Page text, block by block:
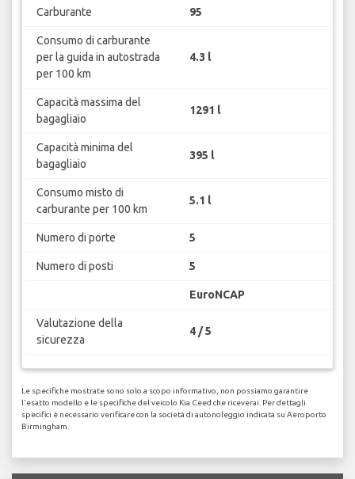
Carburante 95
Consumo di carburante
per la guida in autostrada
per 100 km
4.3 l
Capacità massima del
bagagliaio
1291 l
Capacità minima del
bagagliaio
395 l
Consumo misto di
carburante per 100 km
5.1 l
Numero di porte 5
Numero di posti 5
EuroNCAP
Valutazione della
sicurezza
4 / 5
Le specifiche mostrate sono solo a scopo informativo, non possiamo garantire
l'esatto modello e le specifiche del veicolo Kia Ceed che riceverai. Per dettagli
specifici è necessario verificare con la società di autonoleggio indicata su Aeroporto
Birmingham.